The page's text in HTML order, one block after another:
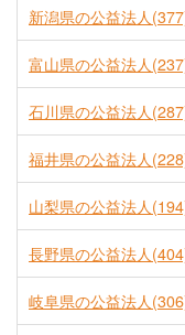
新潟県の公益法人
富山県の公益法人
石川県の公益法人
福井県の公益法人
山梨県の公益法人
長野県の公益法人
岐阜県の公益法人